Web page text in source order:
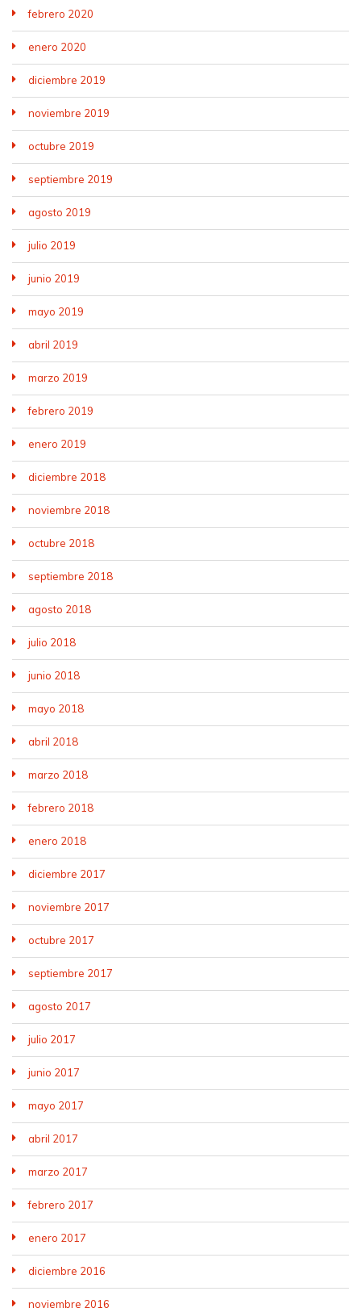
febrero 2020
enero 2020
diciembre 2019
noviembre 2019
octubre 2019
septiembre 2019
agosto 2019
julio 2019
junio 2019
mayo 2019
abril 2019
marzo 2019
febrero 2019
enero 2019
diciembre 2018
noviembre 2018
octubre 2018
septiembre 2018
agosto 2018
julio 2018
junio 2018
mayo 2018
abril 2018
marzo 2018
febrero 2018
enero 2018
diciembre 2017
noviembre 2017
octubre 2017
septiembre 2017
agosto 2017
julio 2017
junio 2017
mayo 2017
abril 2017
marzo 2017
febrero 2017
enero 2017
diciembre 2016
noviembre 2016